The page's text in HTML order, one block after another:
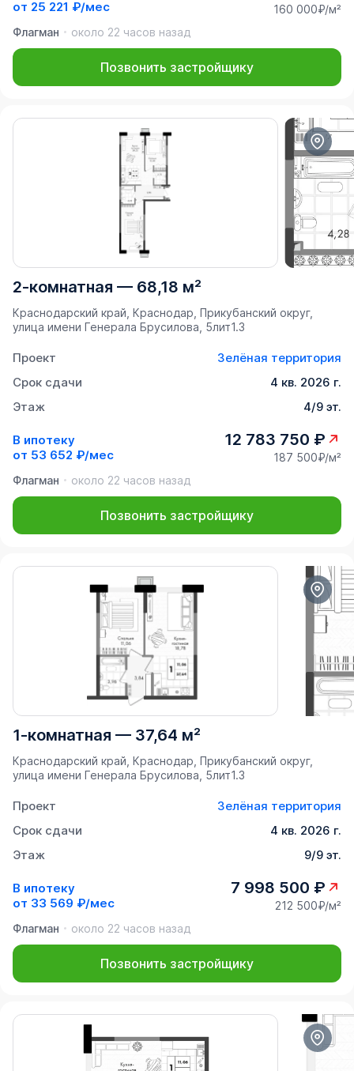
от 25 221 ₽/мес
160 000₽/м²
Флагман
около 22 часов назад
Позвонить застройщику
2-комнатная — 68,18 м²
Краснодарский край, Краснодар, Прикубанский округ,
улица имени Генерала Брусилова, 5лит1.3
Проект
Зелёная территория
Срок сдачи
4 кв. 2026 г.
Этаж
4/9 эт.
В ипотеку
от 53 652 ₽/мес
12 783 750 ₽
187 500₽/м²
Флагман
около 22 часов назад
Позвонить застройщику
1-комнатная — 37,64 м²
Краснодарский край, Краснодар, Прикубанский округ,
улица имени Генерала Брусилова, 5лит1.3
Проект
Зелёная территория
Срок сдачи
4 кв. 2026 г.
Этаж
9/9 эт.
В ипотеку
от 33 569 ₽/мес
7 998 500 ₽
212 500₽/м²
Флагман
около 22 часов назад
Позвонить застройщику